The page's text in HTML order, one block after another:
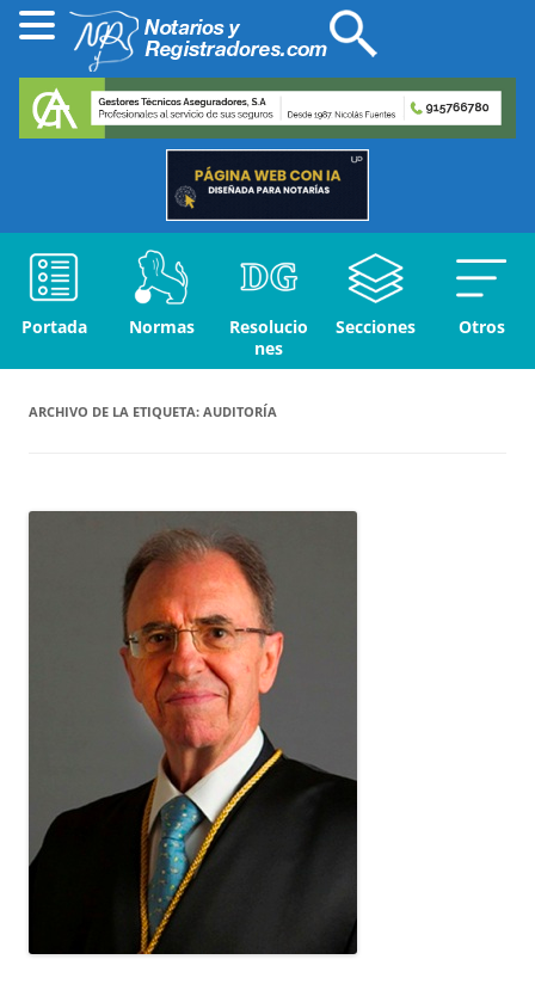
Portada Normas
Resolucio
nes
Secciones Otros
ARCHIVO DE LA ETIQUETA: AUDITORÍA